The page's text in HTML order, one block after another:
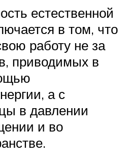
естественной
в том, что
работу не за
приводимых в
а с
в давлении
и во